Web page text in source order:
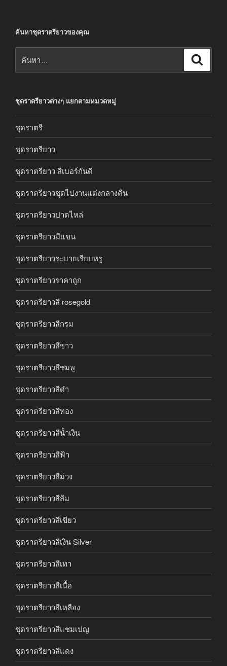
ค้นหาชุดราตรียาวของคุณ
ชุดราตรียาวต่างๆ แยกตามหมวดหมู่
ชุดราตรี
ชุดราตรียาว
ชุดราตรียาว สีเบอร์กันดี
ชุดราตรียาวชุดไปงานแต่งกลางคืน
ชุดราตรียาวปาดไหล่
ชุดราตรียาวมีแขน
ชุดราตรียาวระบายเรียบหรู
ชุดราตรียาวราคาถูก
ชุดราตรียาวสี rosegold
ชุดราตรียาวสีกรม
ชุดราตรียาวสีขาว
ชุดราตรียาวสีชมพู
ชุดราตรียาวสีดำ
ชุดราตรียาวสีทอง
ชุดราตรียาวสีน้ำเงิน
ชุดราตรียาวสีฟ้า
ชุดราตรียาวสีม่วง
ชุดราตรียาวสีส้ม
ชุดราตรียาวสีเขียว
ชุดราตรียาวสีเงิน Silver
ชุดราตรียาวสีเทา
ชุดราตรียาวสีเนื้อ
ชุดราตรียาวสีเหลือง
ชุดราตรียาวสีแชมเปญ
ชุดราตรียาวสีแดง